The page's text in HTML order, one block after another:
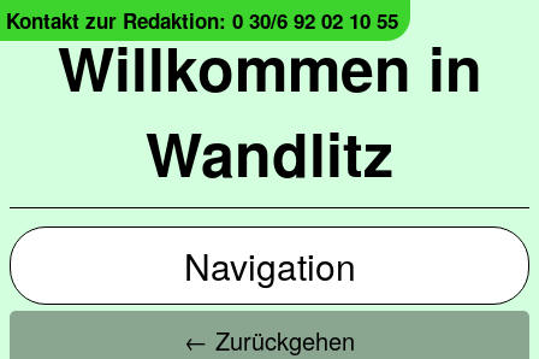
Willkommen in
Wandlitz
Kontakt zur Redaktion: 0 30/6 92 02 10 55
Navigation
← Zurückgehen